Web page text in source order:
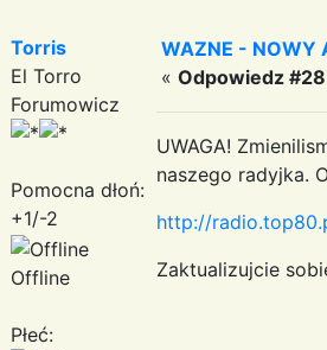
Torris
El Torro
Forumowicz
Pomocna dłoń:
+1/-2
Offline
Płeć:
WAZNE - NOWY
« Odpowiedz
UWAGA!
naszego radyjka.
http://
Zaktualizujcie